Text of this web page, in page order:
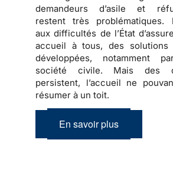
demandeurs d’asile et
restent très problématiques.
aux difficultés de l’État
accueil à tous, des solutions
développées, notamment
société civile. Mais des
persistent, l’accueil ne
résumer à un toit.
En savoir plus